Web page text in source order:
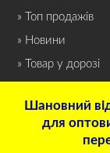
» Топ продажів
» Новини
» Товар у дорозі
Шановний
для